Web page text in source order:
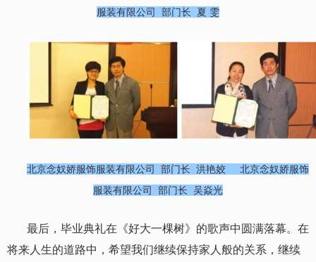
服装有限公司 部门长 夏 雯
北京念奴娇服饰服装有限公司 部门长 洪艳姣 北京念奴娇服饰
服装有限公司 部门长 吴焱光
最后，毕业典礼在《好大一棵树》的歌声中圆满落幕。 在
将来人生的道路中，希望我们继续保持家人般的关系，继续